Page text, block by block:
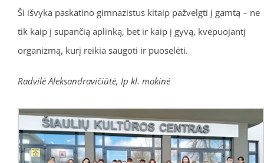
Ši išvyka paskatino gimnazistus kitaip pažvelgti į gamtą – ne
tik kaip į supančią aplinką, bet ir kaip į gyvą, kvėpuojantį
organizmą, kurį reikia saugoti ir puoselėti.
Radvilė Aleksandravičiūtė, Ip kl. mokinė